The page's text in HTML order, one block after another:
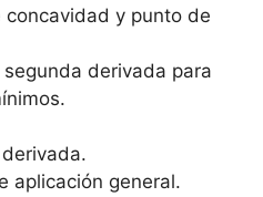
concavidad y punto de
derivada para
aplicación general.